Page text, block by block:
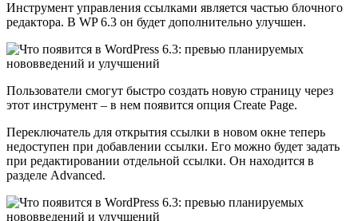
Инструмент управления ссылками является частью блочного
редактора. В WP 6.3 он будет дополнительно улучшен.
Пользователи смогут быстро создать новую страницу через
этот инструмент – в нем появится опция Create Page.
Переключатель для открытия ссылки в новом окне теперь
недоступен при добавлении ссылки. Его можно будет задать
при редактировании отдельной ссылки. Он находится в
разделе Advanced.